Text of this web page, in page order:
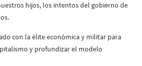
hijos, los intentos del gobierno de
con la élite económica y militar para
y profundizar el modelo